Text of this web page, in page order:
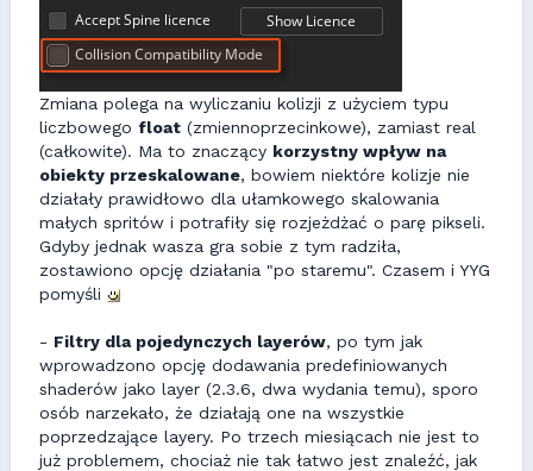
Zmiana polega na wyliczaniu kolizji z użyciem typu
liczbowego float (zmiennoprzecinkowe), zamiast real
(całkowite). Ma to znaczący korzystny wpływ na
obiekty przeskalowane, bowiem niektóre kolizje nie
działały prawidłowo dla ułamkowego skalowania
małych spritów i potrafiły się rozjeżdżać o parę pikseli.
Gdyby jednak wasza gra sobie z tym radziła,
zostawiono opcję działania "po staremu". Czasem i YYG
pomyśli
- Filtry dla pojedynczych layerów, po tym jak
wprowadzono opcję dodawania predefiniowanych
shaderów jako layer (2.3.6, dwa wydania temu), sporo
osób narzekało, że działają one na wszystkie
poprzedzające layery. Po trzech miesiącach nie jest to
już problemem, chociaż nie tak łatwo jest znaleźć, jak